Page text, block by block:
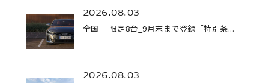
2026.08.03
全国｜ 限定8台_9月末まで登録「特別条...
2026.08.03